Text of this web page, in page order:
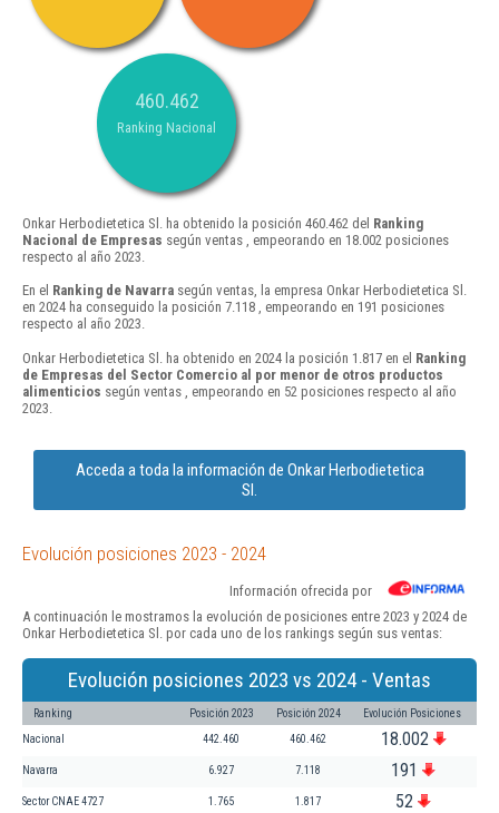
460.462
Ranking Nacional
Onkar Herbodietetica Sl. ha obtenido la posición 460.462 del Ranking
Nacional de Empresas según ventas , empeorando en 18.002 posiciones
respecto al año 2023.
En el Ranking de Navarra según ventas, la empresa Onkar Herbodietetica Sl.
en 2024 ha conseguido la posición 7.118 , empeorando en 191 posiciones
respecto al año 2023.
Onkar Herbodietetica Sl. ha obtenido en 2024 la posición 1.817 en el Ranking
de Empresas del Sector Comercio al por menor de otros productos
alimenticios según ventas , empeorando en 52 posiciones respecto al año
2023.
Acceda a toda la información de Onkar Herbodietetica
Sl.
Evolución posiciones 2023 - 2024
Información ofrecida por
A continuación le mostramos la evolución de posiciones entre 2023 y 2024 de
Onkar Herbodietetica Sl. por cada uno de los rankings según sus ventas:
Evolución posiciones 2023 vs 2024 - Ventas
Ranking Posición 2023 Posición 2024 Evolución Posiciones
Nacional 442.460 460.462 18.002
Navarra 6.927 7.118 191
Sector CNAE 4727 1.765 1.817 52